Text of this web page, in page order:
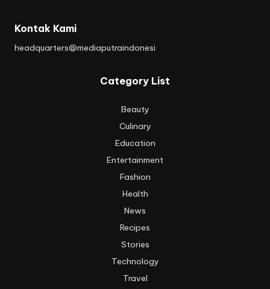
Kontak Kami
headquarters@mediaputraindonesi
Category List
Beauty
Culinary
Education
Entertainment
Fashion
Health
News
Recipes
Stories
Technology
Travel